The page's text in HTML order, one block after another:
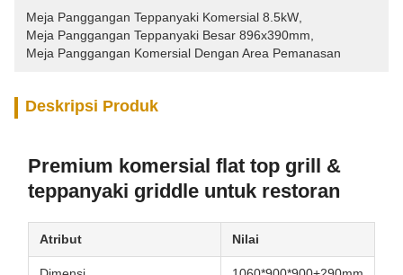
Meja Panggangan Teppanyaki Komersial 8.5kW
Meja Panggangan Teppanyaki Besar 896x390mm
Meja Panggangan Komersial Dengan Area Pemanasan
Deskripsi Produk
Premium komersial flat top grill &
teppanyaki griddle untuk restoran
Atribut Nilai